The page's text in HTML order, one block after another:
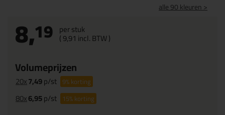
alle 90 kleuren >
8,19 per stuk
(9,91 incl. BTW )
Volumeprijzen
20x7,49p/st 9%korting
80x6,95p/st 15%korting